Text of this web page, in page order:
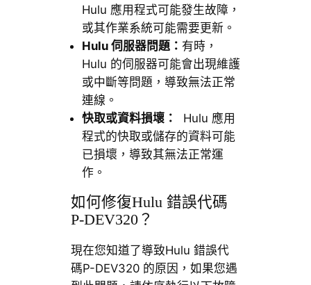
Hulu 應用程式可能發生故障，
或其作業系統可能需要更新。
Hulu 伺服器問題： 有時，
Hulu 的伺服器可能會出現維護
或中斷等問題，導致無法正常
連線。
快取或資料損壞：
Hulu 應用
程式的快取或儲存的資料可能
已損壞，導致其無法正常運
作。
如何修復Hulu 錯誤代碼
P-DEV320？
現在您知道了導致Hulu 錯誤代
碼P-DEV320 的原因，如果您遇